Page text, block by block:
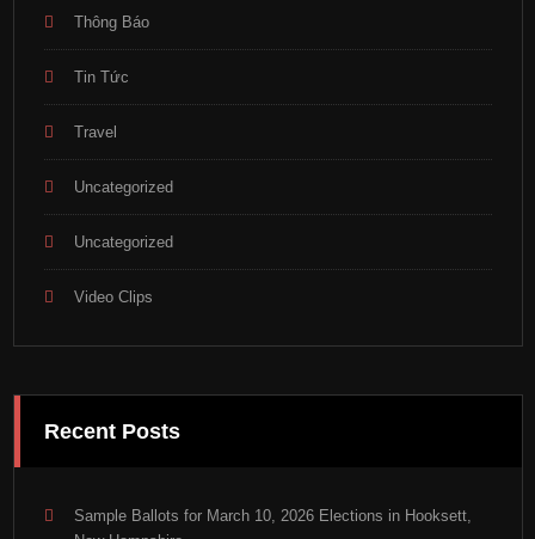
Thông Báo
Tin Tức
Travel
Uncategorized
Uncategorized
Video Clips
Recent Posts
Sample Ballots for March 10, 2026 Elections in Hooksett,